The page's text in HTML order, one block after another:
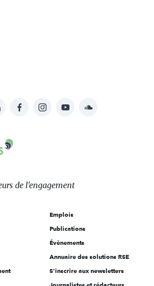
FacebookInstagramYouTubeSoundcloud
de l'engagement
Emplois
Publications
Évènements
Annuaire des solutions RSE
S'inscrire aux newsletters